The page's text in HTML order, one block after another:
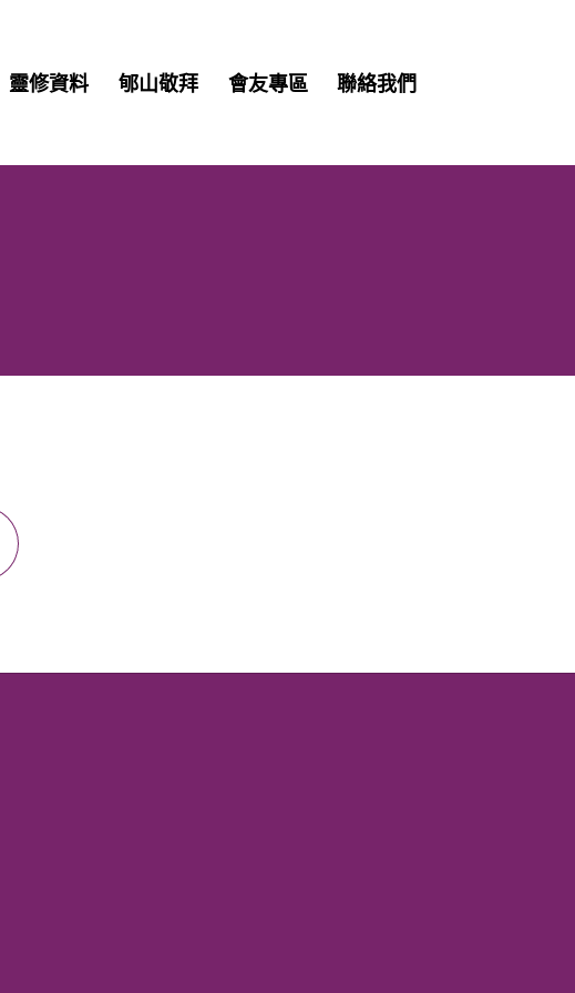
靈修資料 郇山敬拜 會友專區 聯絡我們